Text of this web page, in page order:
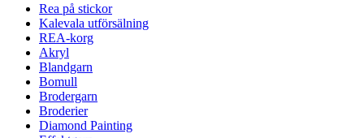
Rea på stickor
Kalevala utförsälning
REA-korg
Akryl
Blandgarn
Bomull
Brodergarn
Broderier
Diamond Painting